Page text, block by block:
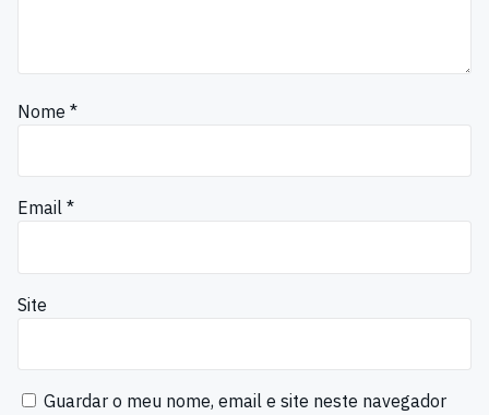
Nome *
Email *
Site
Guardar o meu nome, email e site neste navegador